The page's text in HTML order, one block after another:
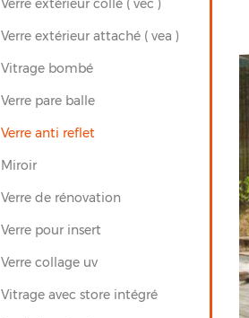
Verre extérieur collé ( vec )
Verre extérieur attaché ( vea )
Vitrage bombé
Verre pare balle
Verre anti reflet
Miroir
Verre de rénovation
Verre pour insert
Verre collage uv
Vitrage avec store intégré